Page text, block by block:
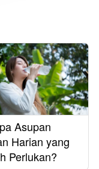
Asupan
Harian yang
Perlukan?